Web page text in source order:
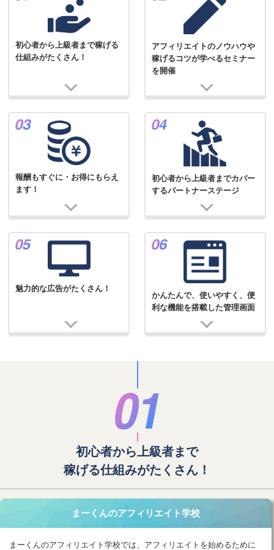
初心者から上級者まで稼げる
仕組みがたくさん！
アフィリエイトのノウハウや
稼げるコツが学べるセミナー
を開催
報酬もすぐに・お得にもらえ
ます！
初心者から上級者までカバー
するパートナーステージ
魅力的な広告がたくさん！
かんたんで、使いやすく、便
利な機能を搭載した管理画面
初心者から上級者まで
稼げる仕組みがたくさん！
まーくんのアフィリエイト学校
まーくんのアフィリエイト学校では、アフィリエイトを始めるために